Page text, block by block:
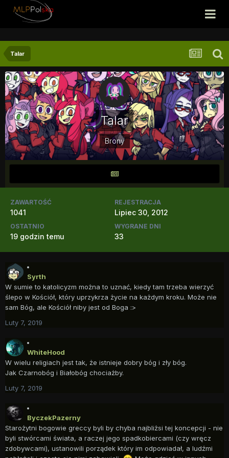
Talar
Talar
Brony
ZAWARTOŚĆ
1041
REJESTRACJA
Lipiec 30, 2012
OSTATNIO
19 godzin temu
WYGRANE DNI
33
Syrth
W sumie to katolicyzm można to uznać, kiedy tam trzeba wierzyć
ślepo w Kościół, który uprzykrza życie na każdym kroku. Może nie
sam Bóg, ale Kościół niby jest od Boga :>
Luty 7, 2019
WhiteHood
W wielu religiach jest tak, że istnieje dobry bóg i zły bóg.
Jak Czarnobóg i Białobóg chociażby.
Luty 7, 2019
ByczekPazerny
Starożytni bogowie greccy byli by chyba najbliżsi tej koncepcji - nie
byli stwórcami świata, a raczej jego spadkobiercami (czy wręcz
zdobywcami), ustanowili porządek który im odpowiadał, a ludźmi